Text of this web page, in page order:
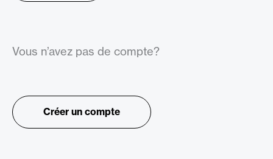
Vous n’avez pas de compte?
Créer un compte